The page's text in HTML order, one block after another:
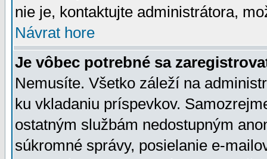
nie je, kontaktujte administrátora,
Návrat hore
Je vôbec potrebné sa
Nemusíte. Všetko záleží na
ku vkladaniu príspevkov.
ostatným službám nedostupným
súkromné správy, posielanie e-